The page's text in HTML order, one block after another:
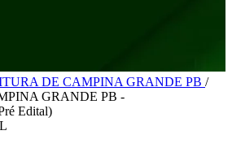
DE CAMPINA GRANDE PB /
GRANDE PB -
Edital)